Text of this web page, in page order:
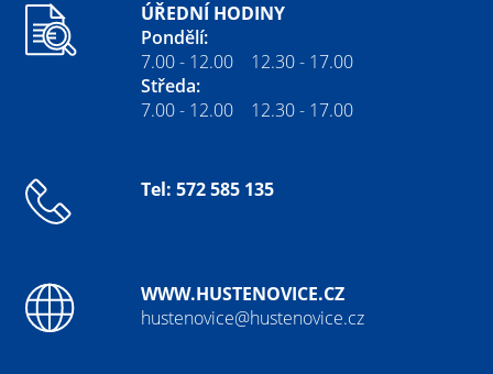
ÚŘEDNÍ HODINY
Pondělí:
7.00 - 12.00 12.30 - 17.00
Středa:
7.00 - 12.00 12.30 - 17.00
Tel: 572 585 135
WWW.HUSTENOVICE.CZ
hustenovice@hustenovice.cz